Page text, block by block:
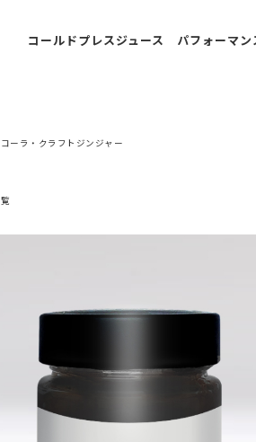
コールドプレスジュース
冷凍便：スパウトパ
定期購入：30種類の
コールドプレスジュ
パフォーマン
ーラ・クラフトジンジャー